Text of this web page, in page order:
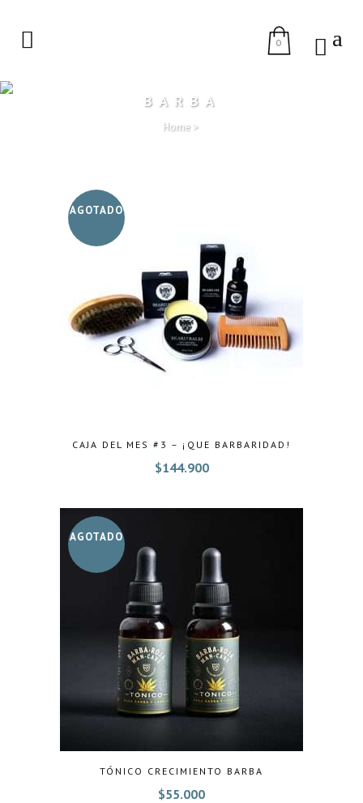
0
BARBA
Home>
AGOTADO
CAJA DEL MES #3 – ¡QUE BARBARIDAD!
$144.900
AGOTADO
TÓNICO CRECIMIENTO BARBA
$55.000